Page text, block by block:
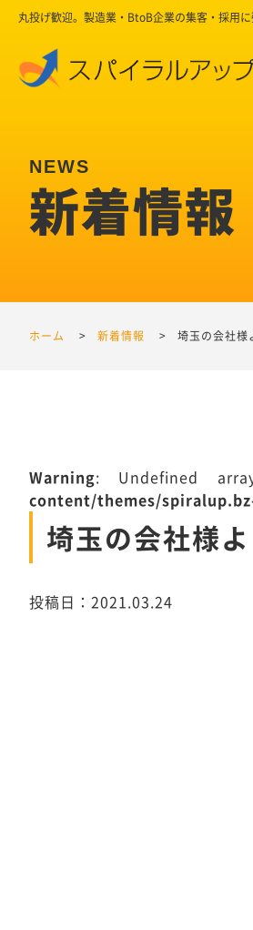
丸投げ歓迎。製造業・BtoB企業の集客・採用
新着情報
ホーム 新着情報 埼玉の会社様
Warning: Undefined
content/themes/
埼玉の会社様
投稿日：2021.03.24